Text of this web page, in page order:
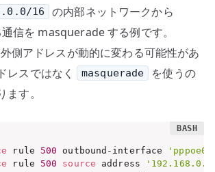
16 の内部ネットワークから
信を masquerade する例です。
側アドレスが動的に変わる可能性があ
レスではなく
masquerade
を使うの
す。
rule 500 outbound-interface
'pppoe0'
rule 500 source address